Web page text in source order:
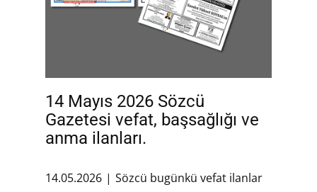
14 Mayıs 2026 Sözcü
Gazetesi vefat, başsağlığı ve
anma ilanları.
14.05.2026 Sözcü bugünkü vefat ilanlar